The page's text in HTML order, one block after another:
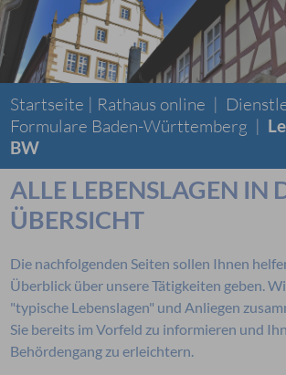
Startseite | Rathaus online |
Formulare Baden-Württemberg |
BW
ALLE LEBENSLAGEN IN
ÜBERSICHT
Die nachfolgenden Seiten sollen Ihnen
Überblick über unsere Tätigkeiten geben.
"typische Lebenslagen" und Anliegen
Sie bereits im Vorfeld zu informieren und
Behördengang zu erleichtern.